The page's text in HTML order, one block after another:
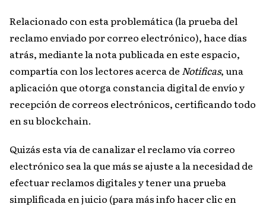
Relacionado con esta problemática (la prueba del
reclamo enviado por correo electrónico), hace días
atrás, mediante la nota publicada en este espacio,
compartía con los lectores acerca de Notificas, una
aplicación que otorga constancia digital de envío y
recepción de correos electrónicos, certificando todo
en su blockchain.
Quizás esta vía de canalizar el reclamo vía correo
electrónico sea la que más se ajuste a la necesidad de
efectuar reclamos digitales y tener una prueba
simplificada en juicio (para más info hacer clic en